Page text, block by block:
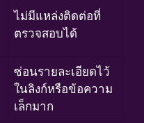
ไม่มีแหล่งติดต่อที่
ตรวจสอบได้
ซ่อนรายละเอียดไว้
ในลิงก์หรือข้อความ
เล็กมาก